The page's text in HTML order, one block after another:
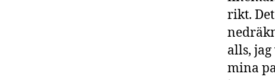
rikt.
alls,
mina